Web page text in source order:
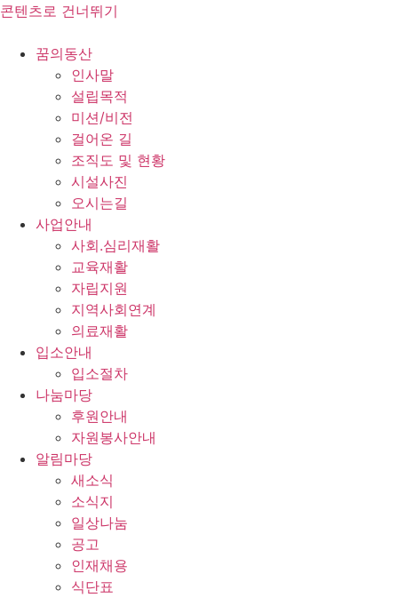
콘텐츠로 건너뛰기
꿈의동산
인사말
설립목적
미션/비전
걸어온 길
조직도 및 현황
시설사진
오시는길
사업안내
사회.심리재활
교육재활
자립지원
지역사회연계
의료재활
입소안내
입소절차
나눔마당
후원안내
자원봉사안내
알림마당
새소식
소식지
일상나눔
공고
인재채용
식단표